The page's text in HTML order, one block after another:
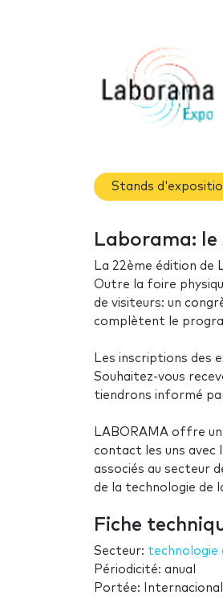
Stands
Laborama: le
La 22ème édition de
Outre la foire
de visiteurs: un
complètent le
Les inscriptions des
Souhaitez-vous
tiendrons informé
LABORAMA offre
contact les uns avec
associés au secteur
de la technologie de
Fiche
Secteur: technologie
Périodicité: anual
Portée: Internacional